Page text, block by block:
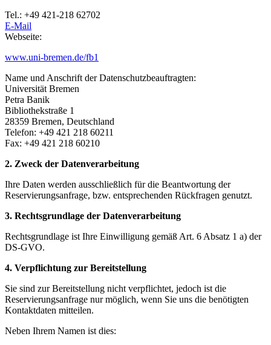
Tel.: +49 421-218 62702
E-Mail
Webseite:
www.uni-bremen.de/fb1
Name und Anschrift der Datenschutzbeauftragten:
Universität Bremen
Petra Banik
Bibliothekstraße 1
28359 Bremen, Deutschland
Telefon: +49 421 218 60211
Fax: +49 421 218 60210
2. Zweck der Datenverarbeitung
Ihre Daten werden ausschließlich für die Beantwortung der
Reservierungsanfrage, bzw. entsprechenden Rückfragen genutzt.
3. Rechtsgrundlage der Datenverarbeitung
Rechtsgrundlage ist Ihre Einwilligung gemäß Art. 6 Absatz 1 a) der
DS-GVO.
4. Verpflichtung zur Bereitstellung
Sie sind zur Bereitstellung nicht verpflichtet, jedoch ist die
Reservierungsanfrage nur möglich, wenn Sie uns die benötigten
Kontaktdaten mitteilen.
Neben Ihrem Namen ist dies: